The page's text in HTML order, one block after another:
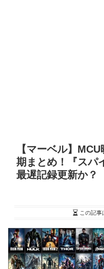
【マーベル】
期まとめ！『スパ
最遅記録更新か？
この記事